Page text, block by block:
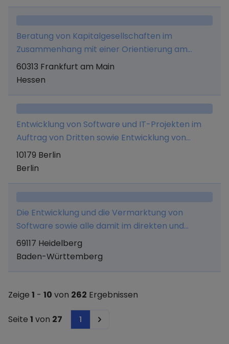
Dienstleistungen für verbundene Unternehmen
zu erbringen - insbesondere in den Bereichen
Management, Personal, Marketing, Controlling,
IT, Verwaltung und strategische Entwicklung.
Beratung von Kapitalgesellschaften im
Zusammenhang mit einer Orientierung am
Aktienmarkt, insbesondere Erbringung von
Presse, Marketing-und Agenturleistungen.
Unternehmensbeteiligungen, verzinsliche
Wertpapiere oder Immobilien im In- und Ausland
zu erwerben
60313 Frankfurt am Main
Hessen
Entwicklung von Software und IT-Projekten im
Auftrag von Dritten sowie Entwicklung von
eigenen Produkten sowie deren Vermarktung
und alle damit verbundenen Leistungen
10179 Berlin
Berlin
Die Entwicklung und die Vermarktung von
Software sowie alle damit im direkten und
indirekten Zusammenhang stehenden
Tätigkeiten, insbesondere die Erbringung von
69117 Heidelberg
Baden-Württemberg
Zeige 1 - 10 von 262 Ergebnissen
Seite 1 von 27 1 Next